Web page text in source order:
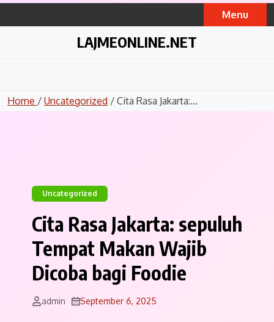
Skip
Menu
LAJMEONLINE.NET
Home / Uncategorized / Cita Rasa Jakarta:...
Uncategorized
Cita Rasa Jakarta: sepuluh
Tempat Makan Wajib
Dicoba bagi Foodie
admin September 6, 2025